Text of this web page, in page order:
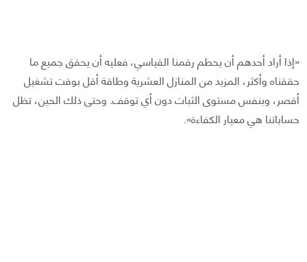
«إذا أراد أحدهم أن يحطم رقمنا القياسي، فعليه أن يحقق جميع ما
حققناه وأكثر، المزيد من المنازل العشرية وطاقة أقل بوقت تشغيل
أقصر، وبنفس مستوى الثبات دون أي توقف. وحتى ذلك الحين، تظل
حساباتنا هي معيار الكفاءة».